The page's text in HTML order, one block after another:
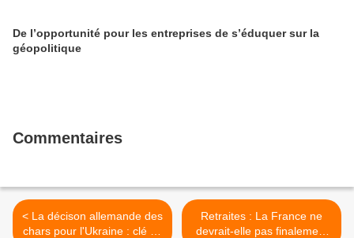
De l’opportunité pour les entreprises de s’éduquer sur la
géopolitique
Commentaires
< La décison allemande des
chars pour l'Ukraine : clé de
Retraites : La France ne
devrait-elle pas finalement